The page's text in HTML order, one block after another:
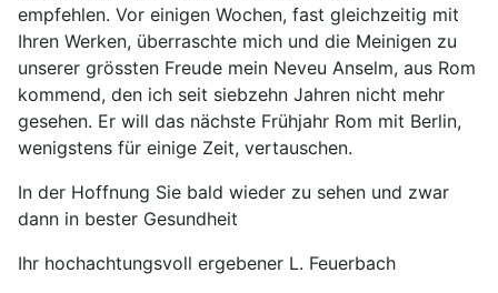
empfehlen. Vor einigen Wochen, fast gleichzeitig mit
Ihren Werken, überraschte mich und die Meinigen zu
unserer grössten Freude mein Neveu Anselm, aus Rom
kommend, den ich seit siebzehn Jahren nicht mehr
gesehen. Er will das nächste Frühjahr Rom mit Berlin,
wenigstens für einige Zeit, vertauschen.
In der Hoffnung Sie bald wieder zu sehen und zwar
dann in bester Gesundheit
Ihr hochachtungsvoll ergebener L. Feuerbach